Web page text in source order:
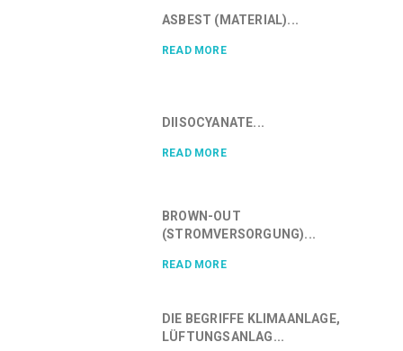
ASBEST (MATERIAL)...
READ MORE
DIISOCYANATE...
READ MORE
BROWN-OUT
(STROMVERSORGUNG)...
READ MORE
DIE BEGRIFFE KLIMAANLAGE,
LÜFTUNGSANLAG...